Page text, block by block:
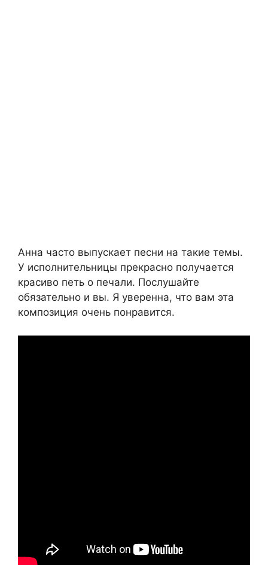
Анна часто выпускает песни на такие темы.
У исполнительницы прекрасно получается
красиво петь о печали. Послушайте
обязательно и вы. Я уверенна, что вам эта
композиция очень понравится.